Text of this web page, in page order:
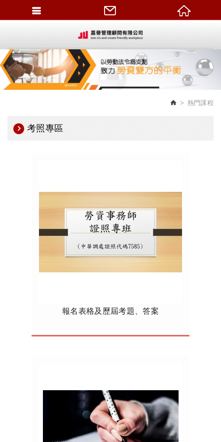
熱門課程
考照專區
報名表格及歷屆考題、答案
繁體中文